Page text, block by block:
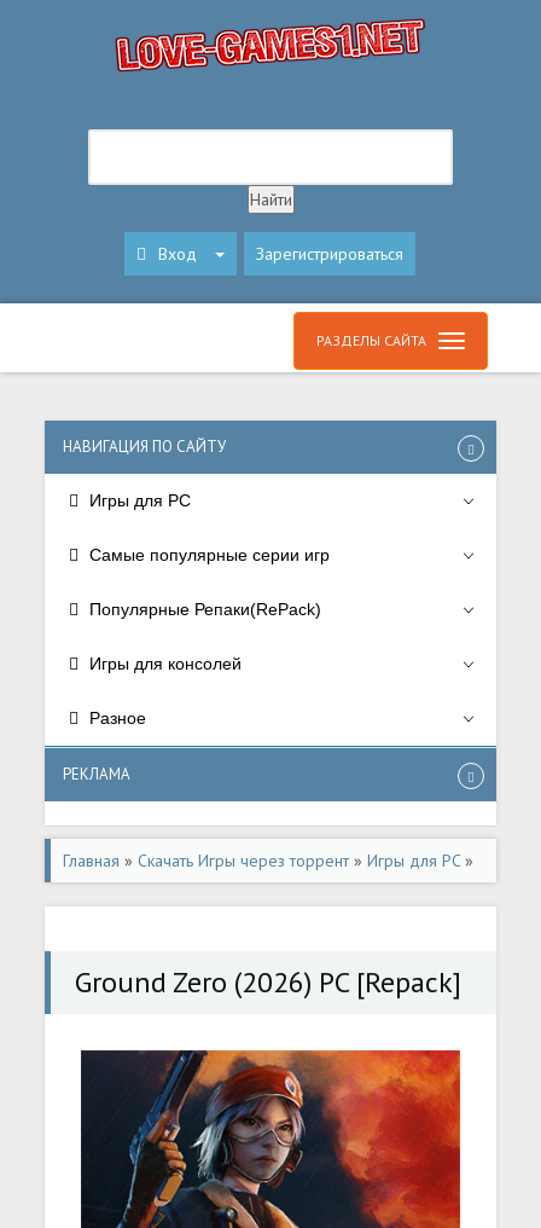
Вход Зарегистрироваться
РАЗДЕЛЫ САЙТА
НАВИГАЦИЯ ПО САЙТУ
Игры для PC
Самые популярные серии игр
Популярные Репаки(RePack)
Игры для консолей
Разное
РЕКЛАМА
Главная » Скачать Игры через торрент»Игры для PC»
Ужасы/Horror,Экшен/Action
Ground Zero (2026) PC [Repack]